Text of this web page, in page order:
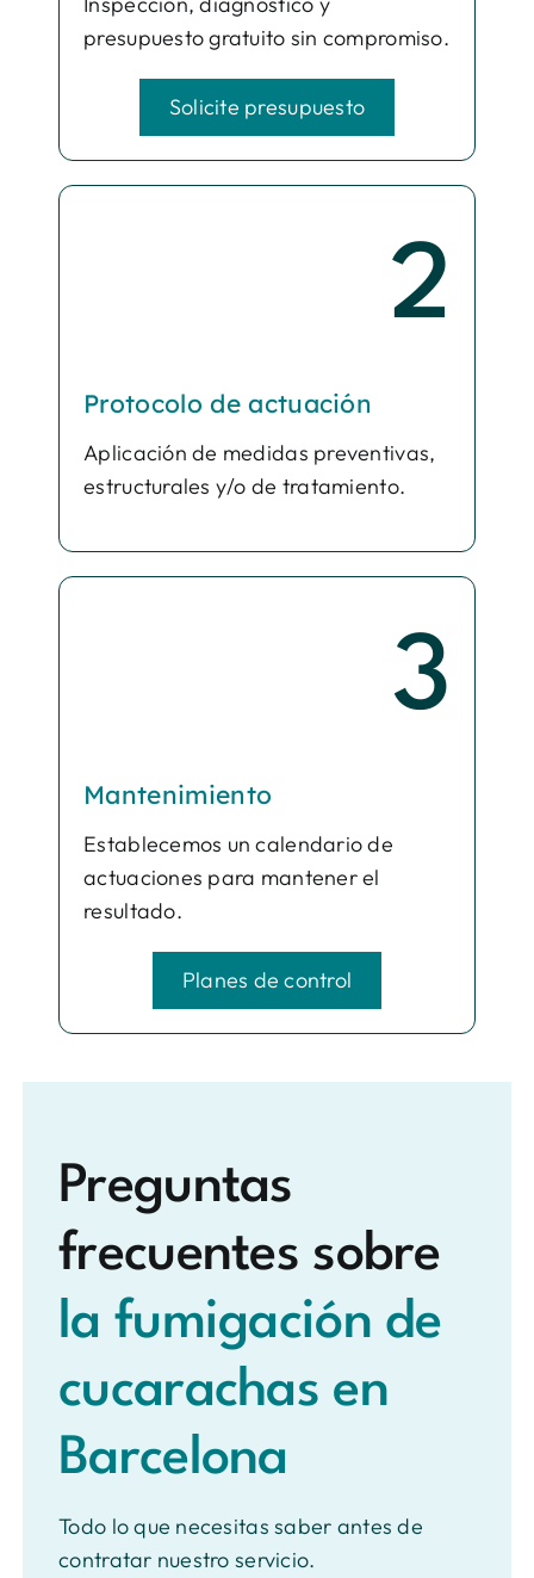
presupuesto gratuito sin compromiso.
Solicite presupuesto
2
Protocolo de actuación
Aplicación de medidas preventivas,
estructurales y/o de tratamiento.
3
Mantenimiento
Establecemos un calendario de
actuaciones para mantener el
resultado.
Planes de control
Preguntas
frecuentes sobre
la fumigación de
cucarachas en
Barcelona
Todo lo que necesitas saber antes de
contratar nuestro servicio.